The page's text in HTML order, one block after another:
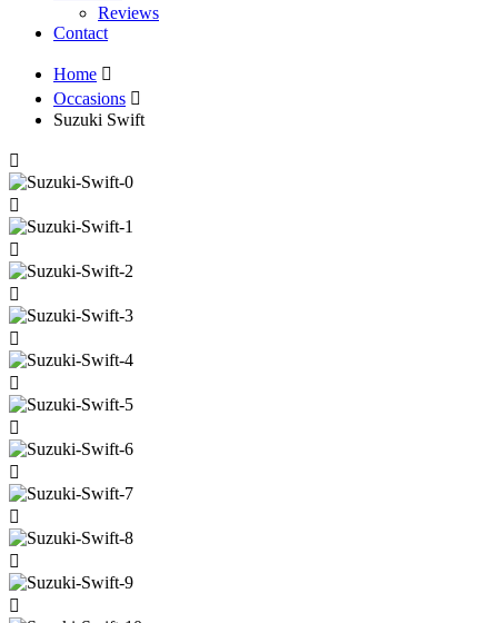
Reviews
Contact
Home
Occasions
Suzuki Swift